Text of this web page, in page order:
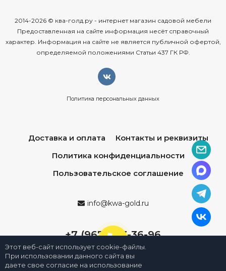
2014-2026 © ква-голд.ру - интернет магазин садовой мебели
Предоставленная на сайте информация несёт справочный
характер. Информация на сайте не является публичной офертой,
определяемой положениями Статьи 437 ГК РФ.
Политика персональных данных
Доставка и оплата
Контакты и реквизиты
Политика конфиденциальности
Пользовательское соглашение
info@kwa-gold.ru
+7 (967) 013-36-96
Этот веб-сайт использует cookie-файлы.
При использовании данного сайта вы
даете свое согласие на использование